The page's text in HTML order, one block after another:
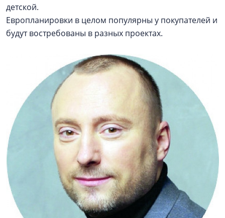
детской.
Европланировки в целом популярны у покупателей и
будут востребованы в разных проектах.